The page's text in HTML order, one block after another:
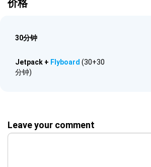
价格
30分钟
Jetpack + Flyboard (30+30
分钟)
Leave your comment